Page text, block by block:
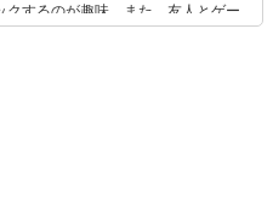
クするのが趣味。また、友人とゲー
作タイトルやイベント情報もいち早